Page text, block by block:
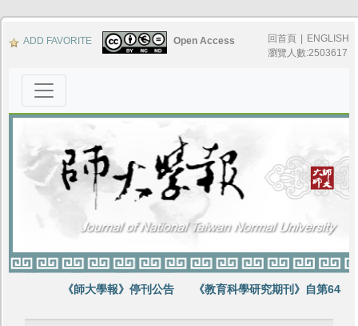
ADD FAVORITE Open Access 回首頁
ENGLISH
瀏覽人數:2503617
《師大學報》停刊公告 《教育科學研究期刊》自第64卷